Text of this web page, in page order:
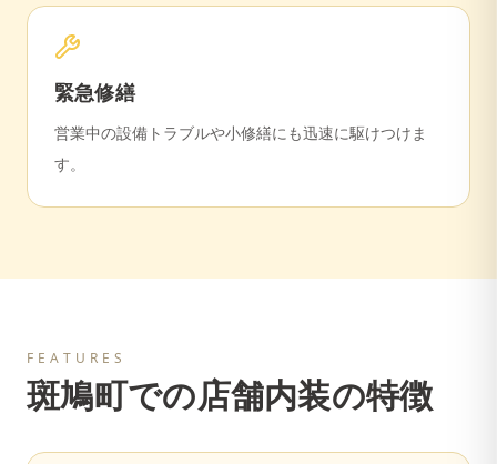
緊急修繕
営業中の設備トラブルや小修繕にも迅速に駆けつけま
す。
FEATURES
斑鳩町での店舗内装の特徴